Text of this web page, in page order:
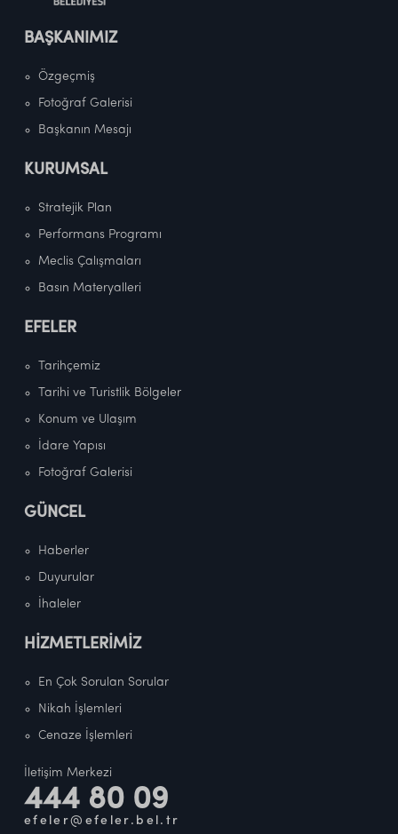
BAŞKANIMIZ
Özgeçmiş
Fotoğraf Galerisi
Başkanın Mesajı
KURUMSAL
Stratejik Plan
Performans Programı
Meclis Çalışmaları
Basın Materyalleri
EFELER
Tarihçemiz
Tarihi ve Turistlik Bölgeler
Konum ve Ulaşım
İdare Yapısı
Fotoğraf Galerisi
GÜNCEL
Haberler
Duyurular
İhaleler
HİZMETLERİMİZ
En Çok Sorulan Sorular
Nikah İşlemleri
Cenaze İşlemleri
İletişim Merkezi
444 80 09
efeler@efeler.bel.tr